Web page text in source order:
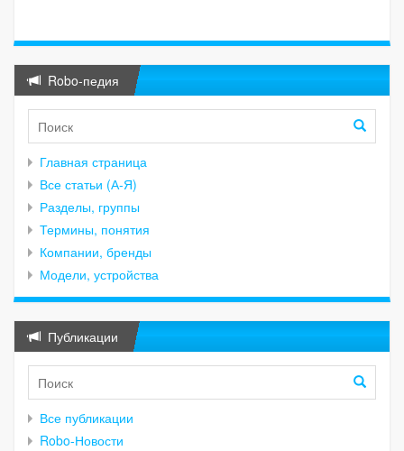
Robo-педия
Главная страница
Все статьи (А-Я)
Разделы, группы
Термины, понятия
Компании, бренды
Модели, устройства
Публикации
Все публикации
Robo-Новости